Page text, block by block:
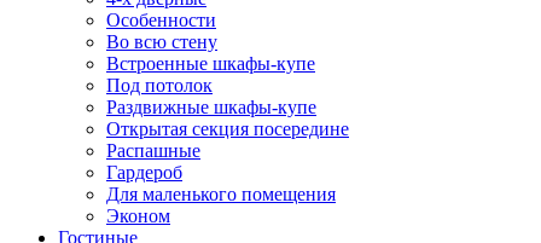
Особенности
Во всю стену
Встроенные шкафы-купе
Под потолок
Раздвижные шкафы-купе
Открытая секция посередине
Распашные
Гардероб
Для маленького помещения
Эконом
Гостиные